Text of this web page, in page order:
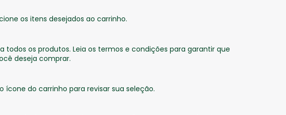
os itens desejados ao carrinho.
todos os produtos. Leia os termos e condições para garantir que
deseja comprar.
ícone do carrinho para revisar sua seleção.